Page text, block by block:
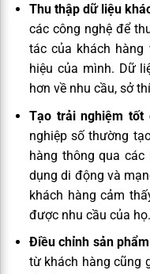
Thu thập dữ liệu
các công nghệ để
tác của khách
hiệu của mình. Dữ
hơn về nhu cầu, sở
Tạo trải nghiệm tốt
nghiệp số thường
hàng thông qua các
dụng di động và
khách hàng cảm
được nhu cầu của họ.
Điều chỉnh sản
từ khách hàng cũng